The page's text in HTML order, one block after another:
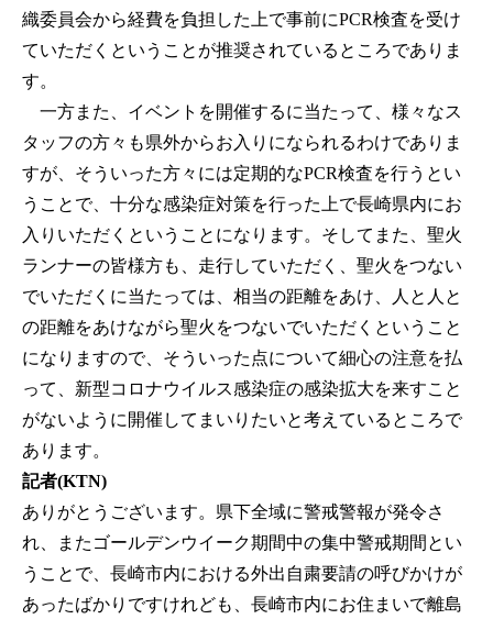
織委員会から経費を負担した上で事前にPCR検査を受け
ていただくということが推奨されているところでありま
す。
一方また、イベントを開催するに当たって、様々なス
タッフの方々も県外からお入りになられるわけでありま
すが、そういった方々には定期的なPCR検査を行うとい
うことで、十分な感染症対策を行った上で長崎県内にお
入りいただくということになります。そしてまた、聖火
ランナーの皆様方も、走行していただく、聖火をつない
でいただくに当たっては、相当の距離をあけ、人と人と
の距離をあけながら聖火をつないでいただくということ
になりますので、そういった点について細心の注意を払
って、新型コロナウイルス感染症の感染拡大を来すこと
がないように開催してまいりたいと考えているところで
あります。
記者(KTN)
ありがとうございます。県下全域に警戒警報が発令さ
れ、またゴールデンウイーク期間中の集中警戒期間とい
うことで、長崎市内における外出自粛要請の呼びかけが
あったばかりですけれども、長崎市内にお住まいで離島